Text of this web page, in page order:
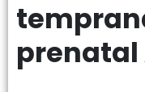
prenatal